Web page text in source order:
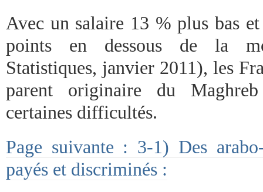
Avec un salaire 13 % plus bas
points en dessous de la
Statistiques, janvier 2011), les
parent originaire du
certaines difficultés.
Page suivante : 3-1) Des
payés et discriminés :